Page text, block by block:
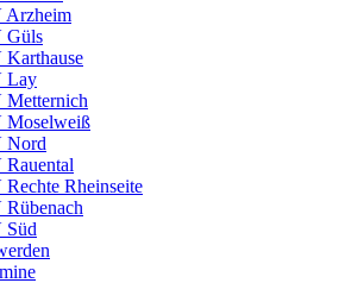
Arzheim
Güls
Karthause
Lay
Metternich
Moselweiß
Nord
Rheinseite
Süd